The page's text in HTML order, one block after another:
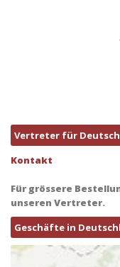
Vertreter für
Kontakt
Für grössere
unseren Vertreter.
Geschäfte in